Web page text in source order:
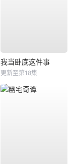
我当卧底这件事
更新至第18集